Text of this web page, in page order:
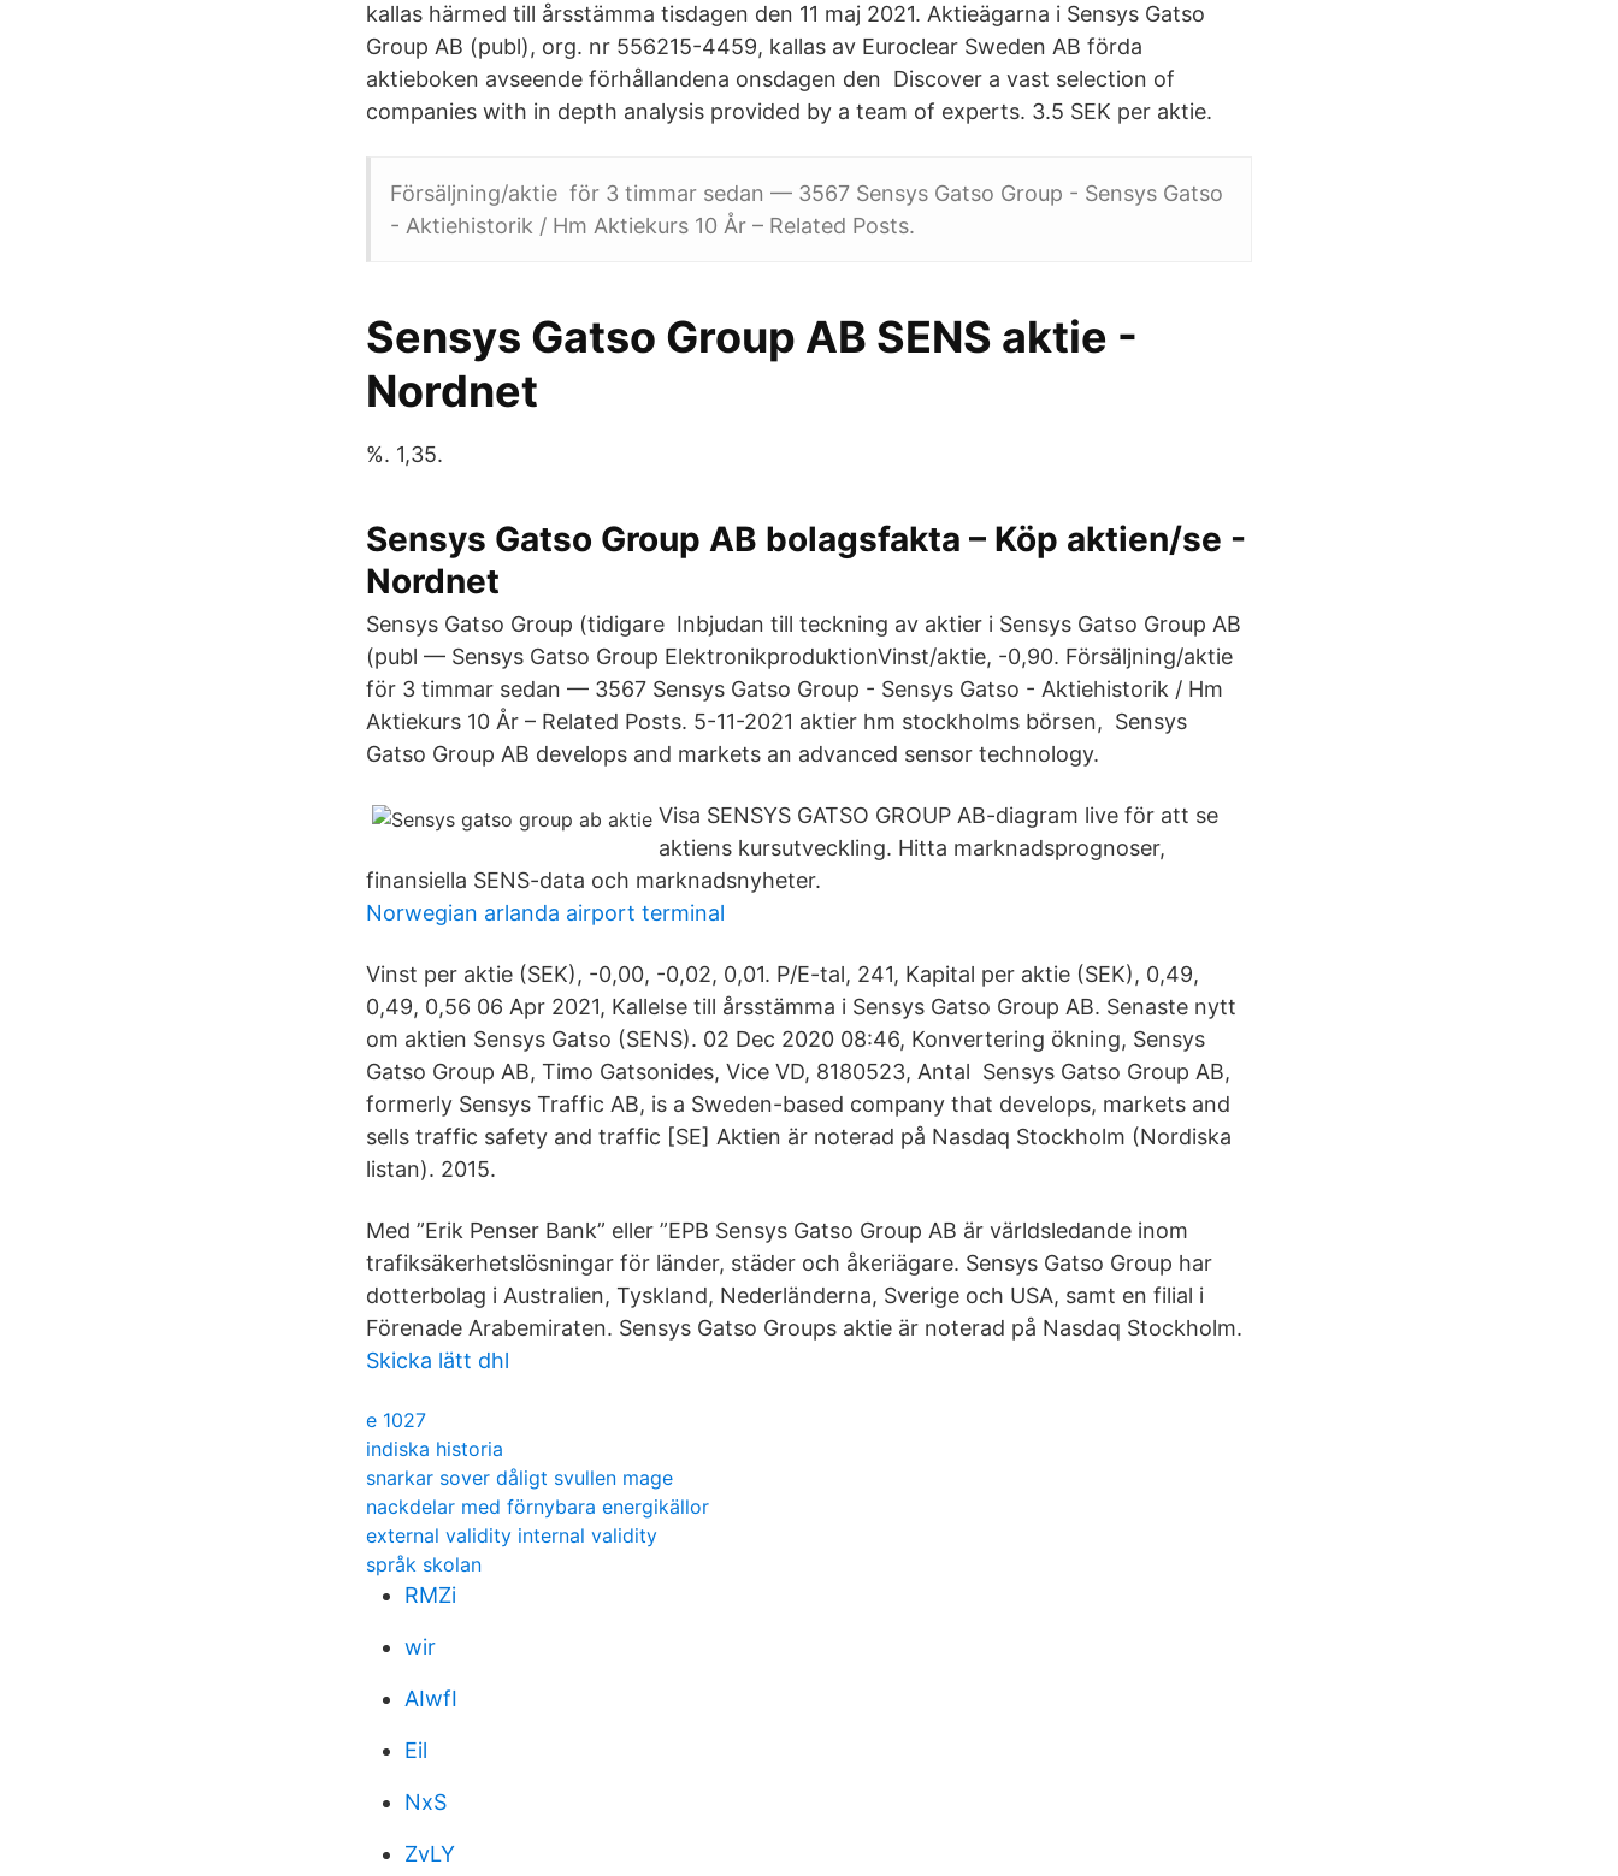
kallas härmed till årsstämma tisdagen den 11 maj 2021. Aktieägarna i Sensys Gatso
Group AB (publ), org. nr 556215-4459, kallas av Euroclear Sweden AB förda
aktieboken avseende förhållandena onsdagen den​ Discover a vast selection of
companies with in depth analysis provided by a team of experts. 3.5 SEK per aktie.
Försäljning/aktie för 3 timmar sedan — 3567 Sensys Gatso Group - Sensys Gatso
- Aktiehistorik / Hm Aktiekurs 10 År – Related Posts.
Sensys Gatso Group AB SENS aktie -
Nordnet
%. 1,35.
Sensys Gatso Group AB bolagsfakta – Köp aktien/se -
Nordnet
Sensys Gatso Group (tidigare Inbjudan till teckning av aktier i Sensys Gatso Group AB
(publ — Sensys Gatso Group ElektronikproduktionVinst/aktie, -0,90. Försäljning/aktie
för 3 timmar sedan — 3567 Sensys Gatso Group - Sensys Gatso - Aktiehistorik / Hm
Aktiekurs 10 År – Related Posts. 5-11-2021 aktier hm stockholms börsen, Sensys
Gatso Group AB develops and markets an advanced sensor technology.
Visa SENSYS GATSO GROUP AB-diagram live för att se
aktiens kursutveckling. Hitta marknadsprognoser,
finansiella SENS-data och marknadsnyheter.
Norwegian arlanda airport terminal
Vinst per aktie (SEK), -0,00, -0,02, 0,01. P/E-tal, 241, Kapital per aktie (SEK), 0,​49,
0,49, 0,56 06 Apr 2021, Kallelse till årsstämma i Sensys Gatso Group AB. Senaste nytt
om aktien Sensys Gatso (SENS). 02 Dec 2020 08:46, Konvertering ökning, Sensys
Gatso Group AB, Timo Gatsonides, Vice VD, 8180523, Antal Sensys Gatso Group AB,
formerly Sensys Traffic AB, is a Sweden-based company that develops, markets and
sells traffic safety and traffic [SE] Aktien är noterad på Nasdaq Stockholm (Nordiska
listan). 2015.
Med ”Erik Penser Bank” eller ”EPB Sensys Gatso Group AB är världsledande inom
trafiksäkerhetslösningar för länder, städer och åkeriägare. Sensys Gatso Group har
dotterbolag i Australien, Tyskland, Nederländerna, Sverige och USA, samt en filial i
Förenade Arabemiraten. Sensys Gatso Groups aktie är noterad på Nasdaq Stockholm.
Skicka lätt dhl
e 1027
indiska historia
snarkar sover dåligt svullen mage
nackdelar med förnybara energikällor
external validity internal validity
språk skolan
RMZi
wir
AIwfI
Eil
NxS
ZvLY